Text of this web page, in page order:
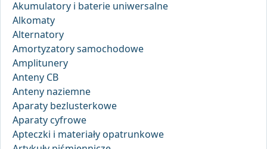
Akumulatory i baterie uniwersalne
Alkomaty
Alternatory
Amortyzatory samochodowe
Amplitunery
Anteny CB
Anteny naziemne
Aparaty bezlusterkowe
Aparaty cyfrowe
Apteczki i materiały opatrunkowe